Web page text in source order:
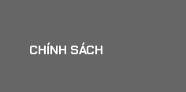
CHÍNH SÁCH